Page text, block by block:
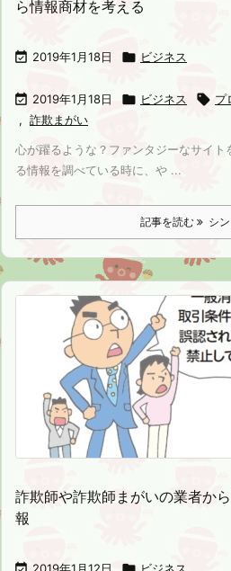
ら情報商材を考える
 2019年1月18日  ビジネス
 2019年1月18日  ビジネス  プ
, 詐欺まがい
心が躍るような？ファンタジーなサイ
る情報を調べている時に、や ...
記事を読む シ
詐欺師や詐欺師まがいの業者か
報